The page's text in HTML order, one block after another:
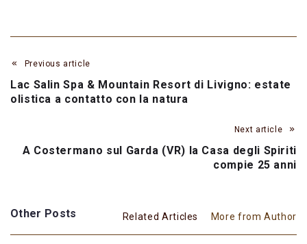
Previous article
Lac Salin Spa & Mountain Resort di Livigno: estate
olistica a contatto con la natura
Next article
A Costermano sul Garda (VR) la Casa degli Spiriti
compie 25 anni
Other Posts Related Articles More from Author